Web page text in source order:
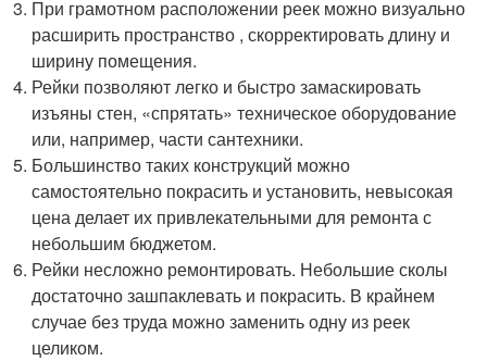
При грамотном расположении реек можно визуально
расширить пространство , скорректировать длину и
ширину помещения.
Рейки позволяют легко и быстро замаскировать
изъяны стен, «спрятать» техническое оборудование
или, например, части сантехники.
Большинство таких конструкций можно
самостоятельно покрасить и установить, невысокая
цена делает их привлекательными для ремонта с
небольшим бюджетом.
Рейки несложно ремонтировать. Небольшие сколы
достаточно зашпаклевать и покрасить. В крайнем
случае без труда можно заменить одну из реек
целиком.